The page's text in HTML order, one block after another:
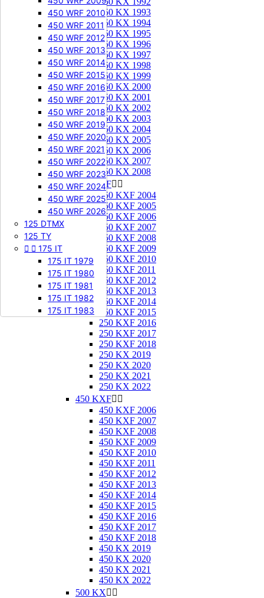
450 WRF 2010
450 WRF 2011
450 WRF 2012
450 WRF 2013
450 WRF 2014
450 WRF 2015
450 WRF 2016
450 WRF 2017
450 WRF 2018
450 WRF 2019
450 WRF 2020
450 WRF 2021
450 WRF 2022
450 WRF 2023
450 WRF 2024
450 WRF 2025
450 WRF 2026
125 DTMX
125 TY
  175 IT
175 IT 1979
175 IT 1980
175 IT 1981
175 IT 1982
175 IT 1983
250 KX 1993
250 KX 1994
250 KX 1995
250 KX 1996
250 KX 1997
250 KX 1998
250 KX 1999
250 KX 2000
250 KX 2001
250 KX 2002
250 KX 2003
250 KX 2004
250 KX 2005
250 KX 2006
250 KX 2007
250 KX 2008
250 KXF 
250 KXF 2004
250 KXF 2005
250 KXF 2006
250 KXF 2007
250 KXF 2008
250 KXF 2009
250 KXF 2010
250 KXF 2011
250 KXF 2012
250 KXF 2013
250 KXF 2014
250 KXF 2015
250 KXF 2016
250 KXF 2017
250 KXF 2018
250 KX 2019
250 KX 2020
250 KX 2021
250 KX 2022
450 KXF 
450 KXF 2006
450 KXF 2007
450 KXF 2008
450 KXF 2009
450 KXF 2010
450 KXF 2011
450 KXF 2012
450 KXF 2013
450 KXF 2014
450 KXF 2015
450 KXF 2016
450 KXF 2017
450 KXF 2018
450 KX 2019
450 KX 2020
450 KX 2021
450 KX 2022
500 KX 